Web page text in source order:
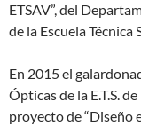
ETSAV”, del
de la Escuela
En 2015 el
Ópticas de la E.T.S.
proyecto de “Diseño